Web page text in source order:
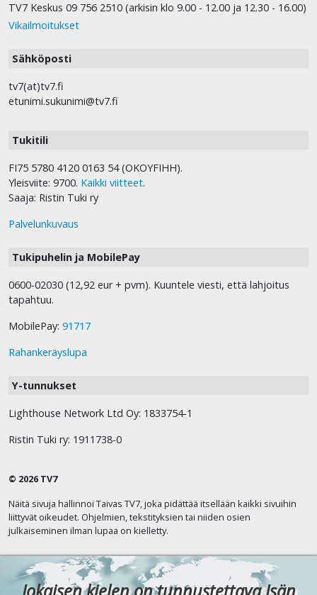
TV7 Keskus 09 756 2510 (arkisin klo 9.00 - 12.00 ja 12.30 - 16.00)
Vikailmoitukset
Sähköposti
tv7(at)tv7.fi
etunimi.sukunimi@tv7.fi
Tukitili
FI75 5780 4120 0163 54 (OKOYFIHH).
Yleisviite: 9700. Kaikki viitteet.
Saaja: Ristin Tuki ry
Palvelunkuvaus
Tukipuhelin ja MobilePay
0600-02030 (12,92 eur + pvm). Kuuntele viesti, että lahjoitus
tapahtuu.
MobilePay: 91717
Rahankeräyslupa
Y-tunnukset
Lighthouse Network Ltd Oy: 1833754-1
Ristin Tuki ry: 1911738-0
© 2026 TV7
Näitä sivuja hallinnoi Taivas TV7, joka pidättää itsellään kaikki sivuihin
liittyvät oikeudet. Ohjelmien, tekstityksien tai niiden osien
julkaiseminen ilman lupaa on kielletty.